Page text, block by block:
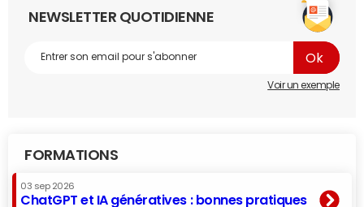
NEWSLETTER QUOTIDIENNE
Voir un exemple
FORMATIONS
03 sep 2026
ChatGPT et IA génératives : bonnes pratiques